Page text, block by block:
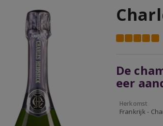
De
eer
Herkomst
Frankrijk -